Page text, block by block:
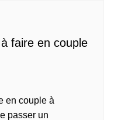
faire en couple
en couple à
passer un